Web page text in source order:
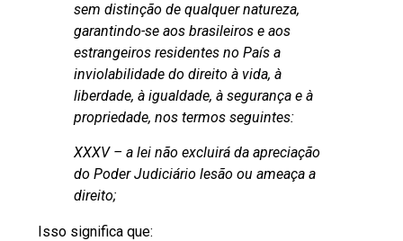
sem distinção de qualquer natureza,
garantindo-se aos brasileiros e aos
estrangeiros residentes no País a
inviolabilidade do direito à vida, à
liberdade, à igualdade, à segurança e à
propriedade, nos termos seguintes:
XXXV – a lei não excluirá da apreciação
do Poder Judiciário lesão ou ameaça a
direito;
Isso significa que: